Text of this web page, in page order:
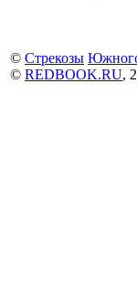
© Стрекозы
© REDBOOK.RU,